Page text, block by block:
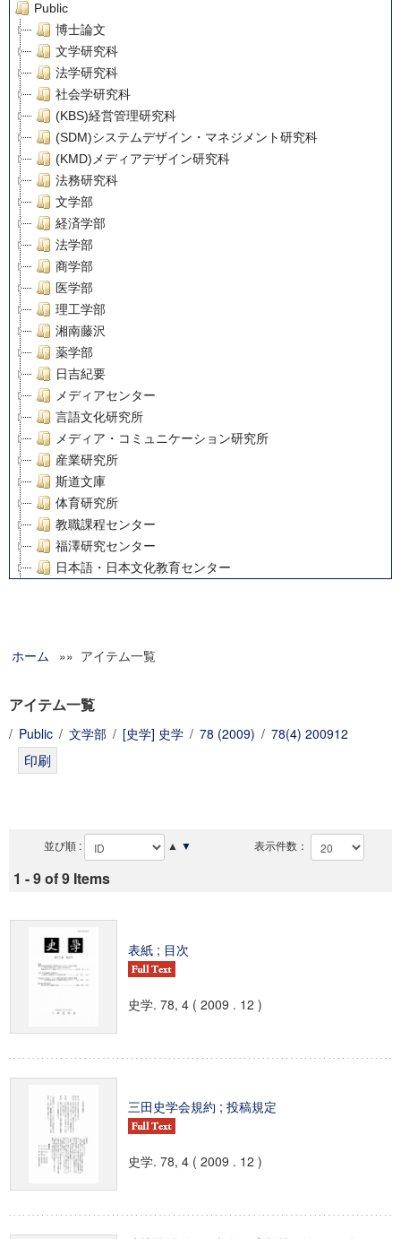
Public
博士論文
文学研究科
法学研究科
社会学研究科
(KBS)経営管理研究科
(SDM)システムデザイン・マネジメント研究科
(KMD)メディアデザイン研究科
法務研究科
文学部
経済学部
法学部
商学部
医学部
理工学部
湘南藤沢
薬学部
日吉紀要
メディアセンター
言語文化研究所
メディア・コミュニケーション研究所
産業研究所
斯道文庫
体育研究所
教職課程センター
福澤研究センター
日本語・日本文化教育センター
グローバルリサーチインスティテュート
科学研究費補助金研究成果報告書
慶應義塾大学グローバルCOEプログラム市民社会ガバナンス
ホーム »» アイテム一覧
アイテム一覧
/ Public / 文学部 / [史学] 史学 / 78 (2009) / 78(4) 200912
並び順 : ▲ ▼ 表示件数：
1 - 9 of 9 Items
表紙 ; 目次
史学. 78, 4 ( 2009 . 12 )
三田史学会規約 ; 投稿規定
史学. 78, 4 ( 2009 . 12 )